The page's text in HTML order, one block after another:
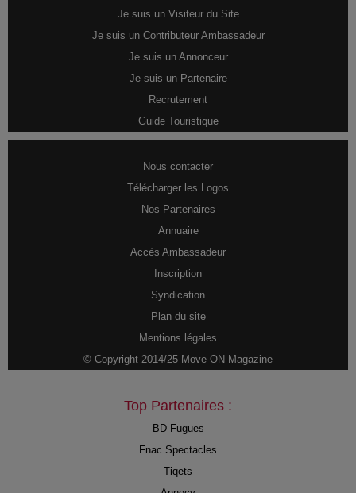
Je suis un Visiteur du Site
Je suis un Contributeur Ambassadeur
Je suis un Annonceur
Je suis un Partenaire
Recrutement
Guide Touristique
Nous contacter
Télécharger les Logos
Nos Partenaires
Annuaire
Accès Ambassadeur
Inscription
Syndication
Plan du site
Mentions légales
© Copyright 2014/25 Move-ON Magazine
Top Partenaires :
BD Fugues
Fnac Spectacles
Tiqets